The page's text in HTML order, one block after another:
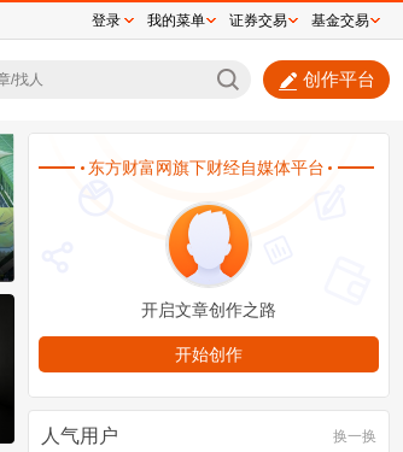
创作平台
段永平减持44亿港元泡泡玛特，真相曝光！并
非主动减持
人气用户 换一换
登录 我的菜单 证券交易 基金交易